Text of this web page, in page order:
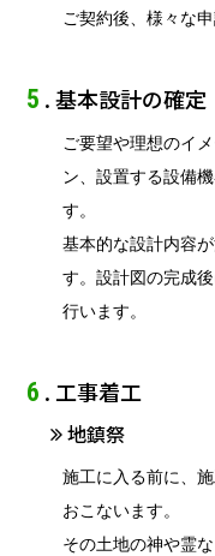
ご契約後、様々な
5 . 基本設計の確定
ご要望や理想のイ
ン、設置する設備
す。
基本的な設計内容
す。設計図の完成
行います。
6 . 工事着工
地鎮祭
施工に入る前に、
おこないます。
その土地の神や霊